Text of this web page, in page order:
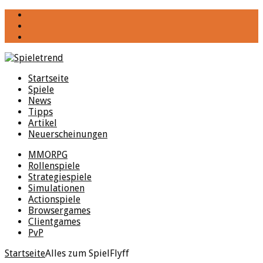
Startseite
Spiele
News
Tipps
Artikel
Neuerscheinungen
MMORPG
Rollenspiele
Strategiespiele
Simulationen
Actionspiele
Browsergames
Clientgames
PvP
StartseiteAlles zum SpielFlyff